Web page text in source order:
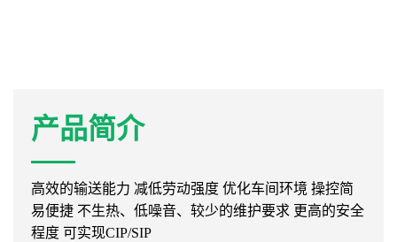
产品简介
高效的输送能力 减低劳动强度 优化车间环境 操控简
易便捷 不生热、低噪音、较少的维护要求 更高的安全
程度 可实现CIP/SIP